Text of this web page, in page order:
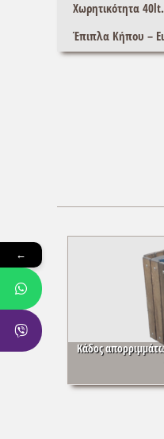
Χωρητικότητα
Έπιπλα Κήπου –
Κάδος
←